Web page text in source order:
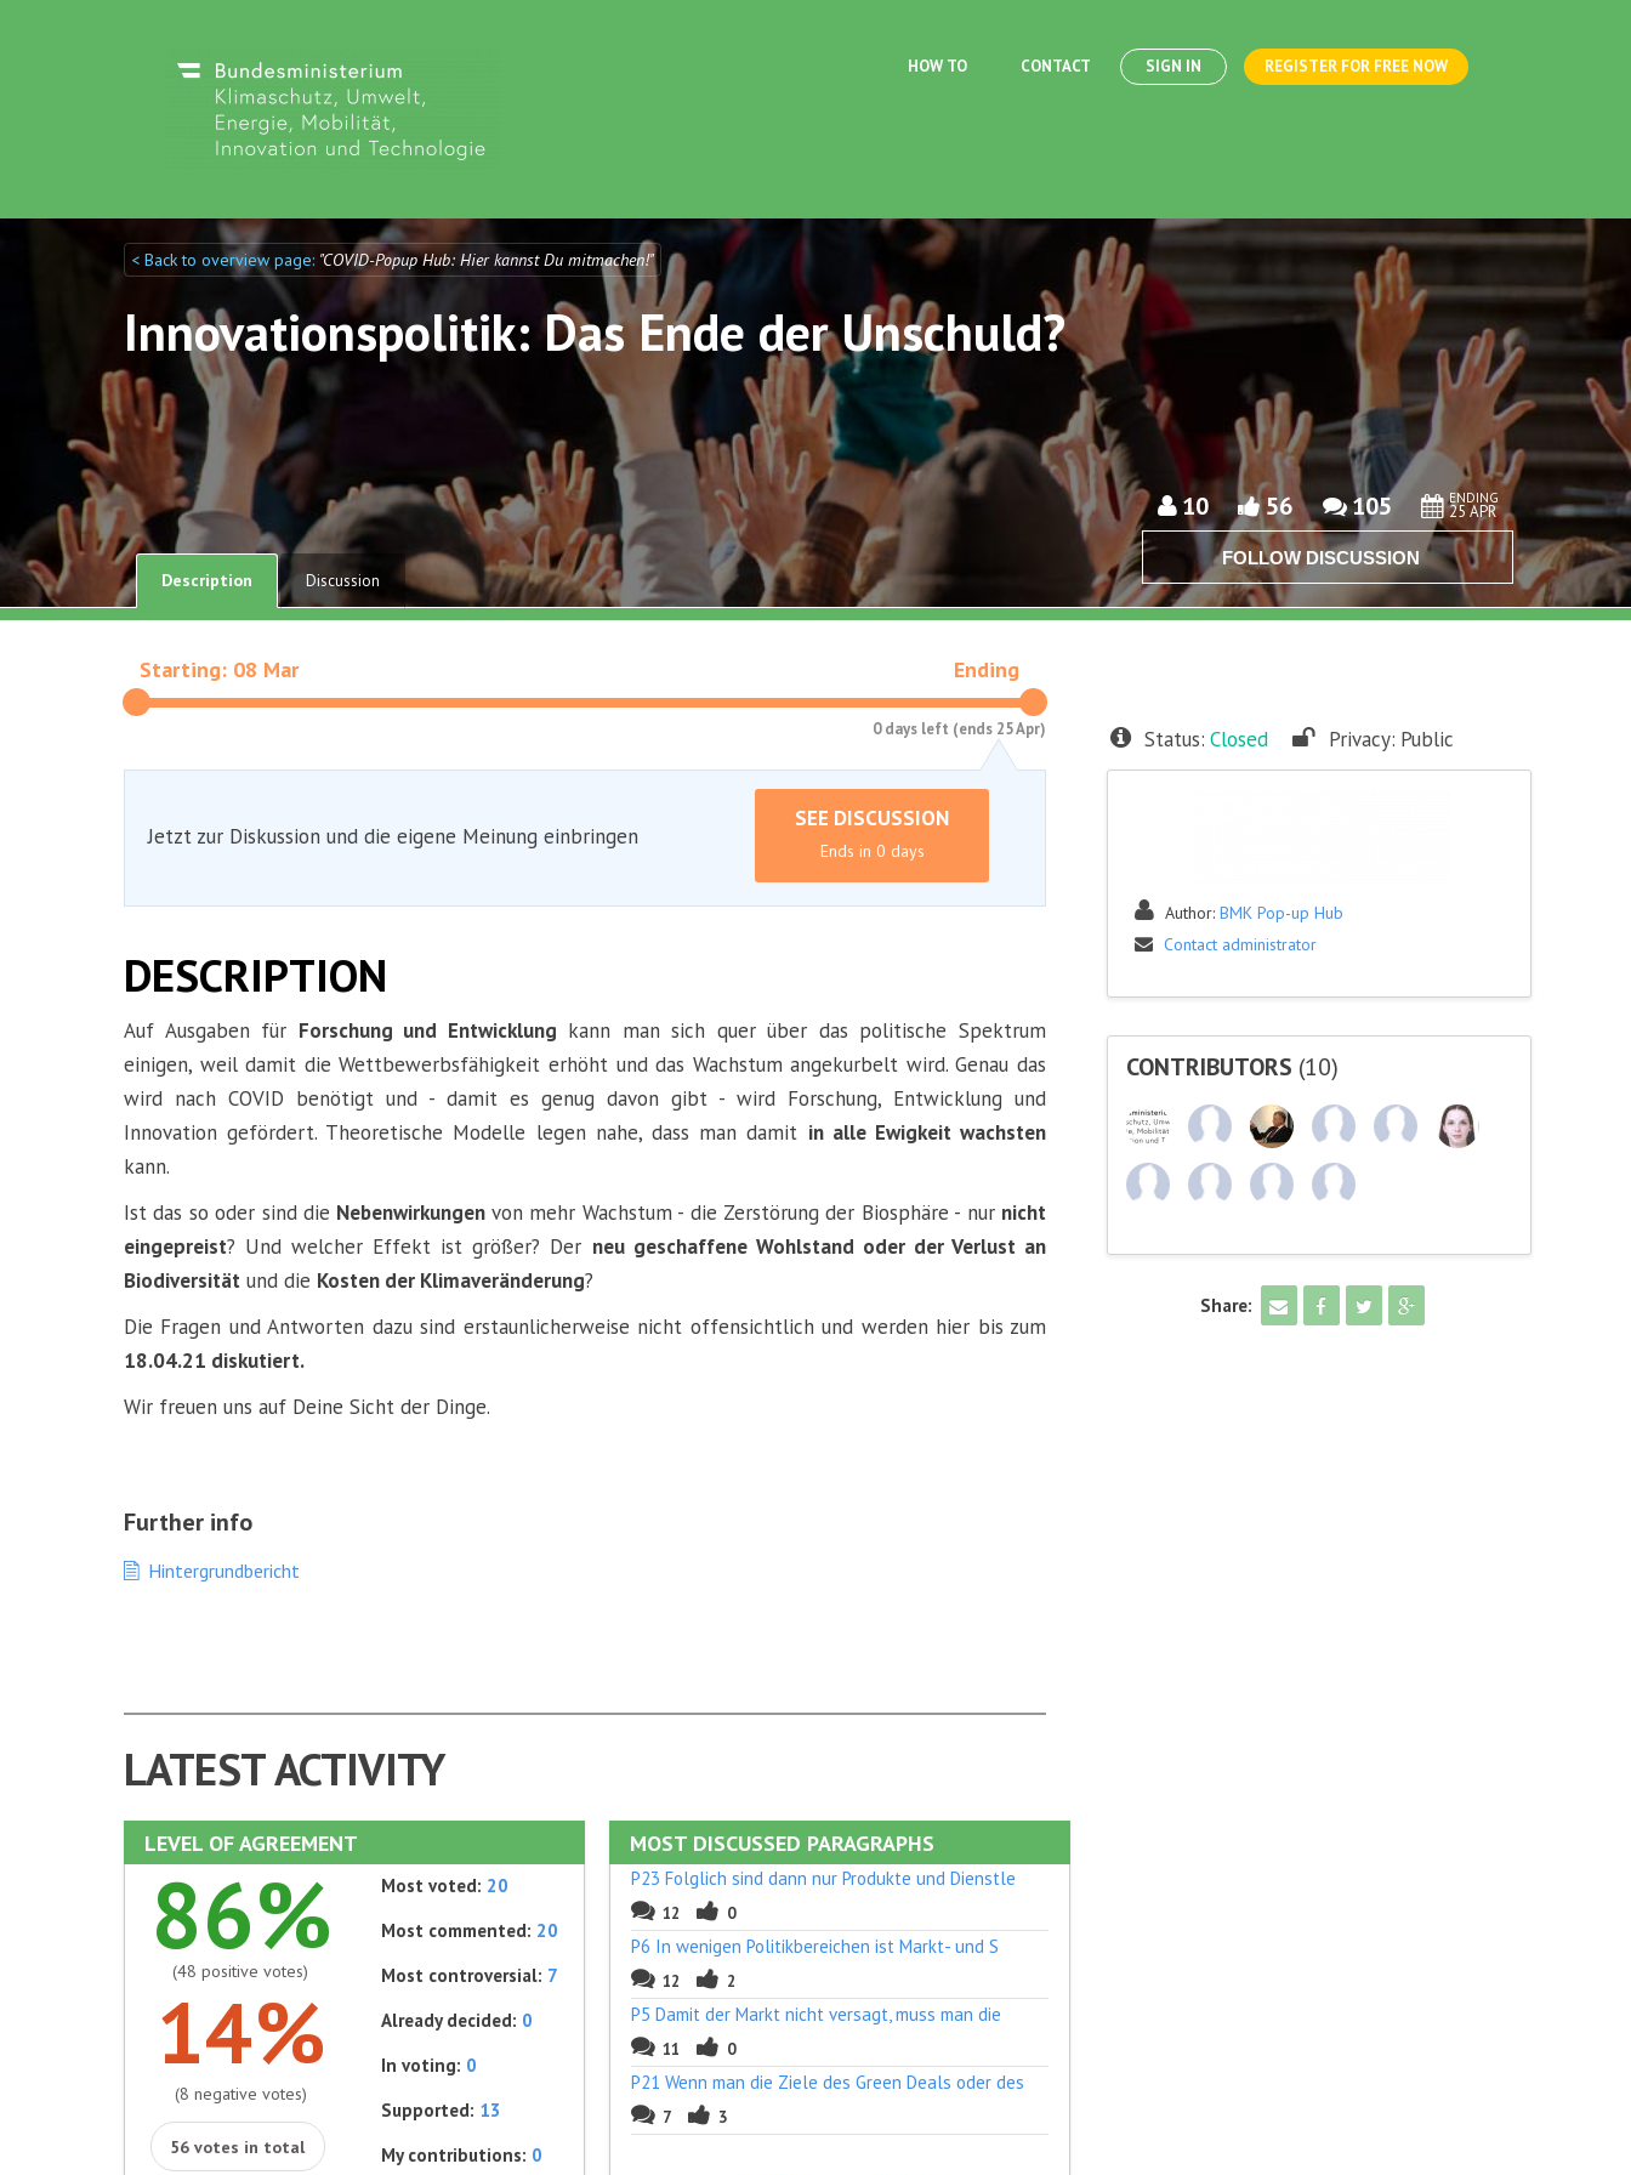
HOW TO CONTACT SIGN IN REGISTER FOR FREE NOW
Discuto
< Back to overview page: "COVID-Popup Hub: Hier kannst Du mitmachen!"
Innovationspolitik: Das Ende der Unschuld?
10 56 105 ENDING
25 APR
FOLLOW DISCUSSION
Description Discussion
Starting: 08 Mar Ending
0 days left (ends 25 Apr)
Jetzt zur Diskussion und die eigene Meinung einbringen
SEE DISCUSSION
Ends in 0 days
DESCRIPTION
Auf Ausgaben für Forschung und Entwicklung kann man sich quer über das politische Spektrum
einigen, weil damit die Wettbewerbsfähigkeit erhöht und das Wachstum angekurbelt wird. Genau das
wird nach COVID benötigt und - damit es genug davon gibt - wird Forschung, Entwicklung und
Innovation gefördert. Theoretische Modelle legen nahe, dass man damit in alle Ewigkeit wachsten
kann.
Ist das so oder sind die Nebenwirkungen von mehr Wachstum - die Zerstörung der Biosphäre - nur nicht
eingepreist? Und welcher Effekt ist größer? Der neu geschaffene Wohlstand oder der Verlust an
Biodiversität und die Kosten der Klimaveränderung?
Die Fragen und Antworten dazu sind erstaunlicherweise nicht offensichtlich und werden hier bis zum
18.04.21 diskutiert.
Wir freuen uns auf Deine Sicht der Dinge.
Further info
Hintergrundbericht
LATEST ACTIVITY
LEVEL OF AGREEMENT
86%
(48 positive votes)
14%
(8 negative votes)
56 votes in total
Most voted: 20
Most commented: 20
Most controversial: 7
Already decided: 0
In voting: 0
Supported: 13
My contributions: 0
MOST DISCUSSED PARAGRAPHS
P23 Folglich sind dann nur Produkte und Dienstle
12 0
P6 In wenigen Politikbereichen ist Markt- und S
12 2
P5 Damit der Markt nicht versagt, muss man die
11 0
P21 Wenn man die Ziele des Green Deals oder des
7 3
Status: Closed Privacy: Public
Author: BMK Pop-up Hub
Contact administrator
CONTRIBUTORS (10)
Share: